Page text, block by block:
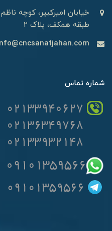
خیابان امیرکبیر، کوچه
طبقه همکف، پلاک 2
شماره تماس